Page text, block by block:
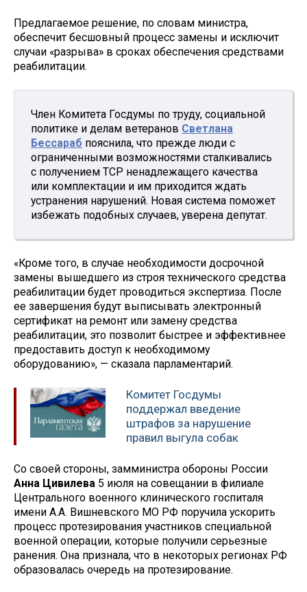
Предлагаемое решение, по словам министра,
обеспечит бесшовный процесс замены и исключит
случаи «разрыва» в сроках обеспечения средствами
реабилитации.
Член Комитета Госдумы по труду, социальной
политике и делам ветеранов Светлана
Бессараб пояснила, что прежде люди с
ограниченными возможностями сталкивались
с получением ТСР ненадлежащего качества
или комплектации и им приходится ждать
устранения нарушений. Новая система поможет
избежать подобных случаев, уверена депутат.
«Кроме того, в случае необходимости досрочной
замены вышедшего из строя технического средства
реабилитации будет проводиться экспертиза. После
ее завершения будут выписывать электронный
сертификат на ремонт или замену средства
реабилитации, это позволит быстрее и эффективнее
предоставить доступ к необходимому
оборудованию», — сказала парламентарий.
Комитет Госдумы
поддержал введение
штрафов за нарушение
правил выгула собак
Со своей стороны, замминистра обороны России
Анна Цивилева 5 июля на совещании в филиале
Центрального военного клинического госпиталя
имени А.А. Вишневского МО РФ поручила ускорить
процесс протезирования участников специальной
военной операции, которые получили серьезные
ранения. Она признала, что в некоторых регионах РФ
образовалась очередь на протезирование.